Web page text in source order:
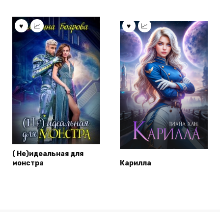
( Не)идеальная для
монстра
Карилла